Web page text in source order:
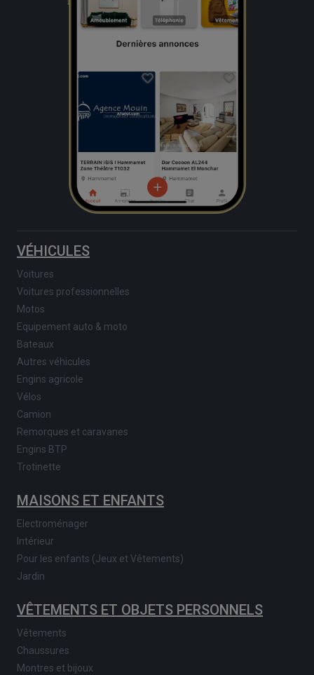
VÉHICULES
Voitures
Voitures professionnelles
Motos
Equipement auto & moto
Bateaux
Autres véhicules
Engins agricole
Vélos
Camion
Remorques et caravanes
Engins BTP
Trotinette
MAISONS ET ENFANTS
Electroménager
Intérieur
Pour les enfants (Jeux et Vêtements)
Jardin
VÊTEMENTS ET OBJETS PERSONNELS
Vêtements
Chaussures
Montres et bijoux